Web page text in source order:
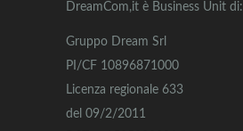
DreamCom,it è Business Unit di:
Gruppo Dream Srl
PI/CF 10896871000
Licenza regionale 633
del 09/2/2011